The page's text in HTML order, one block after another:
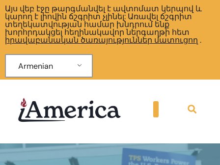
Այս վեբ էջը թարգմանվել է ավտոմատ կերպով և
կարող է լիովին ճշգրիտ չլինել: Առավել ճշգրիտ
տեղեկատվության համար խնդրում ենք
խորհրդակցել հեղինակավոր ներգաղթի հետ
իրավաբանական ծառայություններ մատուցող .
Armenian